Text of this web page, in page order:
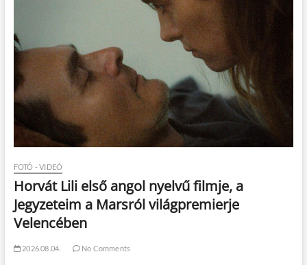
FOTÓ - VIDEÓ
Horvát Lili első angol nyelvű filmje, a
Jegyzeteim a Marsról világpremierje
Velencében
2026.08.04. No Comments